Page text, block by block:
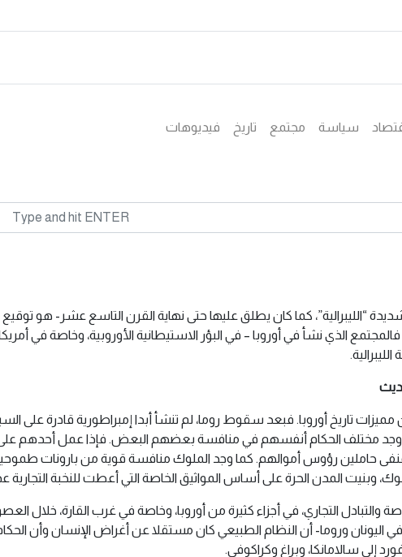
سياسة مجتمع تاريخ فيديوهات
شديدة “الليبرالية”، كما كان يطلق عليها حتى نهاية القرن التاسع عشر- هو
الذي نشأ في أوروبا – في البؤر الاستيطانية الأوروبية، وخاصة في
تاريخ أوروبا. فبعد سقوط روما، لم تنشأ أبدا إمبراطورية قادرة على
ووجد مختلف الحكام أنفسهم في منافسة بعضهم البعض. فإذا عمل أحدهم
المنفى حاملين رؤوس أموالهم. كما وجد الملوك منافسة قوية من بارونات
المدن الحرة على أساس المواثيق الخاصة التي أعطت للنخبة التجارية
والتبادل التجاري، في أجزاء كثيرة من أوروبا، وخاصة في غرب القارة،
في اليونان وروما- أن النظام الطبيعي كان مستقلا عن أغراض الإنسان وأن
إلى سالامانكا، وبراغ وكراكوفي.